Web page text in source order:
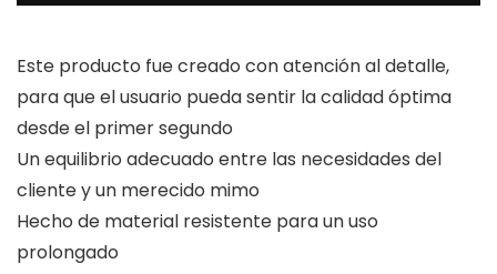
Este producto fue creado con atención al detalle,
para que el usuario pueda sentir la calidad óptima
desde el primer segundo
Un equilibrio adecuado entre las necesidades del
cliente y un merecido mimo
Hecho de material resistente para un uso
prolongado